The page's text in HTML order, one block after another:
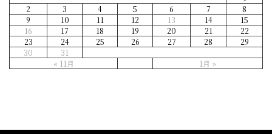
« 11月 1月 »
2
3 4 5 6 7
8
9
10 11 12 13 14
15
16
17 18 19 20 21
22
23
24 25 26 27 28
29
30
31